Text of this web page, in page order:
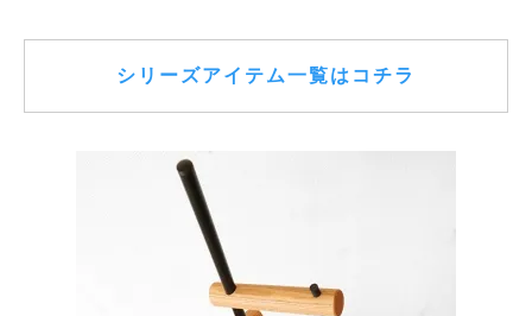
シリーズアイテム一覧はコチラ